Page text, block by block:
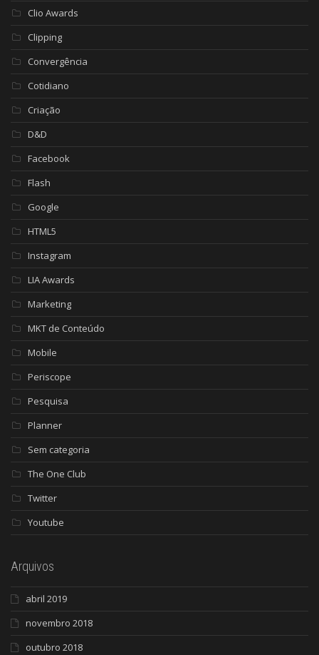
Clio Awards
Clipping
Convergência
Cotidiano
Criação
D&D
Facebook
Flash
Google
HTML5
Instagram
LIA Awards
Marketing
MKT de Conteúdo
Mobile
Periscope
Pesquisa
Planner
Sem categoria
The One Club
Twitter
Youtube
Arquivos
abril 2019
novembro 2018
outubro 2018